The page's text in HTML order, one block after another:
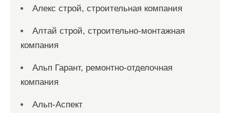
Алекс строй, строительная компания
Алтай строй, строительно-монтажная
компания
Альп Гарант, ремонтно-отделочная
компания
Альп-Аспект